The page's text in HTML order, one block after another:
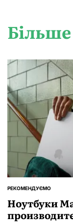
Більше
ОПУБЛІКУВАТИ
РЕКОМЕНДУЄМО
Ноутбуки